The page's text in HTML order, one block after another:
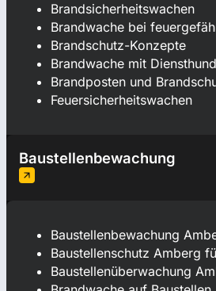
Brandsicherheitswachen
Brandwache bei
Brandschutz-Konzepte
Brandwache mit
Brandposten und
Feuersicherheitswachen
Baustellenbewachung
Baustellenbewachung
Baustellenschutz Amberg
Baustellenüberwachung